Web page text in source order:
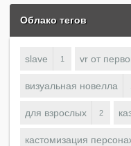
Облако тегов
slave 1 vr от
визуальная новелла
для взрослых 2
кастомизация